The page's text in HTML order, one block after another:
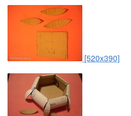
[520x390]